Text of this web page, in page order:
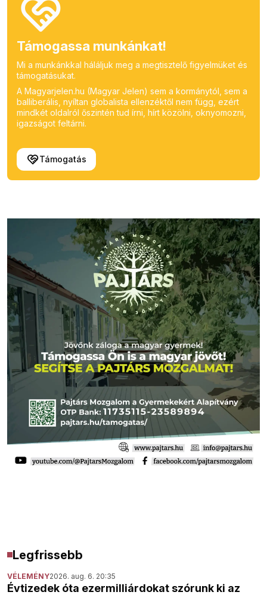
Támogassa munkánkat!
Mi a munkánkkal háláljuk meg a megtisztelő figyelmüket és
támogatásukat.
A Magyarjelen.hu (Magyar Jelen) sem a kormánytól, sem a
balliberális, nyíltan globalista ellenzéktől nem függ, ezért
mindkét oldalról őszintén tud írni, hírt közölni, oknyomozni,
igazságot feltárni.
Támogatás
Legfrissebb
VÉLEMÉNY2026. aug. 6. 20:35
Évtizedek óta ezermilliárdokat szórunk ki az